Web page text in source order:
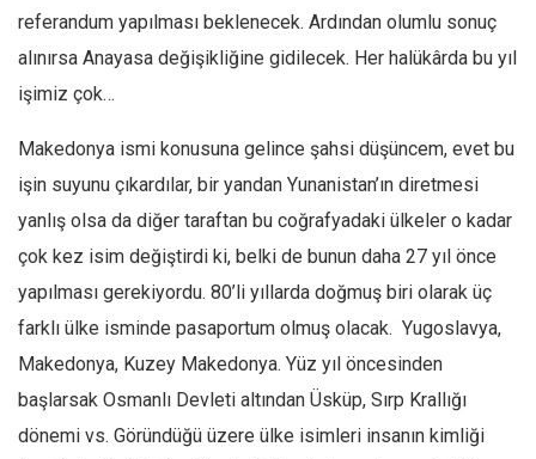
referandum yapılması beklenecek. Ardından olumlu sonuç
alınırsa Anayasa değişikliğine gidilecek. Her halükârda bu yıl
işimiz çok…
Makedonya ismi konusuna gelince şahsi düşüncem, evet bu
işin suyunu çıkardılar, bir yandan Yunanistan’ın diretmesi
yanlış olsa da diğer taraftan bu coğrafyadaki ülkeler o kadar
çok kez isim değiştirdi ki, belki de bunun daha 27 yıl önce
yapılması gerekiyordu. 80’li yıllarda doğmuş biri olarak üç
farklı ülke isminde pasaportum olmuş olacak. Yugoslavya,
Makedonya, Kuzey Makedonya. Yüz yıl öncesinden
başlarsak Osmanlı Devleti altından Üsküp, Sırp Krallığı
dönemi vs. Göründüğü üzere ülke isimleri insanın kimliği